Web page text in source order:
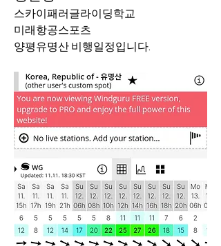
스카이패러글라이딩학교
미래항공스포츠
양평유명산 비행일정입니다.